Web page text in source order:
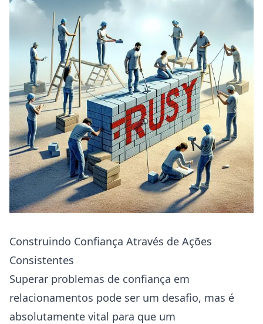
Construindo Confiança Através de Ações
Consistentes
Superar problemas de confiança em
relacionamentos pode ser um desafio, mas é
absolutamente vital para que um